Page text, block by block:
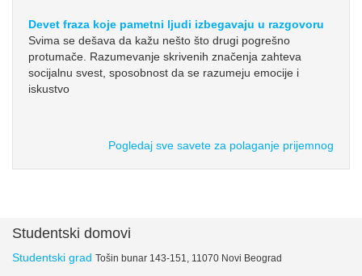
Devet fraza koje pametni ljudi izbegavaju u razgovoru
Svima se dešava da kažu nešto što drugi pogrešno
protumače. Razumevanje skrivenih značenja zahteva
socijalnu svest, sposobnost da se razumeju emocije i
iskustvo
Pogledaj sve savete za polaganje prijemnog
Studentski domovi
Studentski grad Tošin bunar 143-151, 11070 Novi Beograd